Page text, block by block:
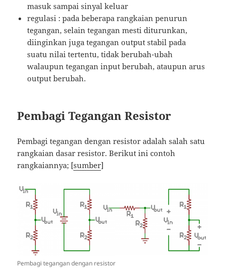
masuk sampai sinyal keluar
regulasi : pada beberapa rangkaian penurun
tegangan, selain tegangan mesti diturunkan,
diinginkan juga tegangan output stabil pada
suatu nilai tertentu, tidak berubah-ubah
walaupun tegangan input berubah, ataupun arus
output berubah.
Pembagi Tegangan Resistor
Pembagi tegangan dengan resistor adalah salah satu
rangkaian dasar resistor. Berikut ini contoh
rangkaiannya; [sumber]
Pembagi tegangan dengan resistor